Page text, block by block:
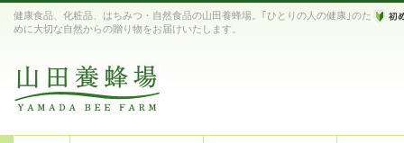
健康食品、化粧品、はちみつ・自然食品の山田養蜂場。｢ひとりの人の健康｣のた
めに大切な自然からの贈り物をお届けいたします。